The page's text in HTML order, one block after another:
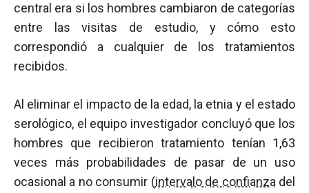
central era si los hombres cambiaron de categorías
entre las visitas de estudio, y cómo esto
correspondió a cualquier de los tratamientos
recibidos.
Al eliminar el impacto de la edad, la etnia y el estado
serológico, el equipo investigador concluyó que los
hombres que recibieron tratamiento tenían 1,63
veces más probabilidades de pasar de un uso
ocasional a no consumir (intervalo de confianza del